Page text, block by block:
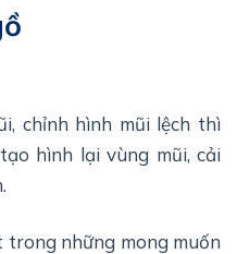
chỉnh hình mũi lệch thì
hình lại vùng mũi, cải
trong những mong muốn